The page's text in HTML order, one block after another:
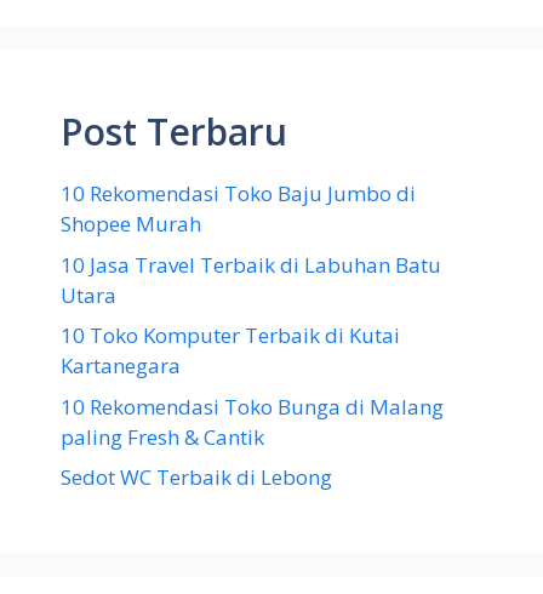
Post Terbaru
10 Rekomendasi Toko Baju Jumbo di
Shopee Murah
10 Jasa Travel Terbaik di Labuhan Batu
Utara
10 Toko Komputer Terbaik di Kutai
Kartanegara
10 Rekomendasi Toko Bunga di Malang
paling Fresh & Cantik
Sedot WC Terbaik di Lebong